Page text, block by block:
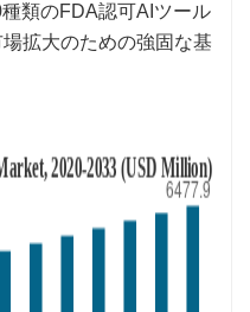
類のFDA認可AIツール
拡大のための強固な基